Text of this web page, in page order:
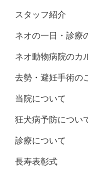
スタッフ紹介
ネオの一日・診療
ネオ動物病院のカ
去勢・避妊手術の
当院について
狂犬病予防につい
診療について
長寿表彰式